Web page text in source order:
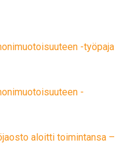
-työpaja
-
aloitti toimintansa –